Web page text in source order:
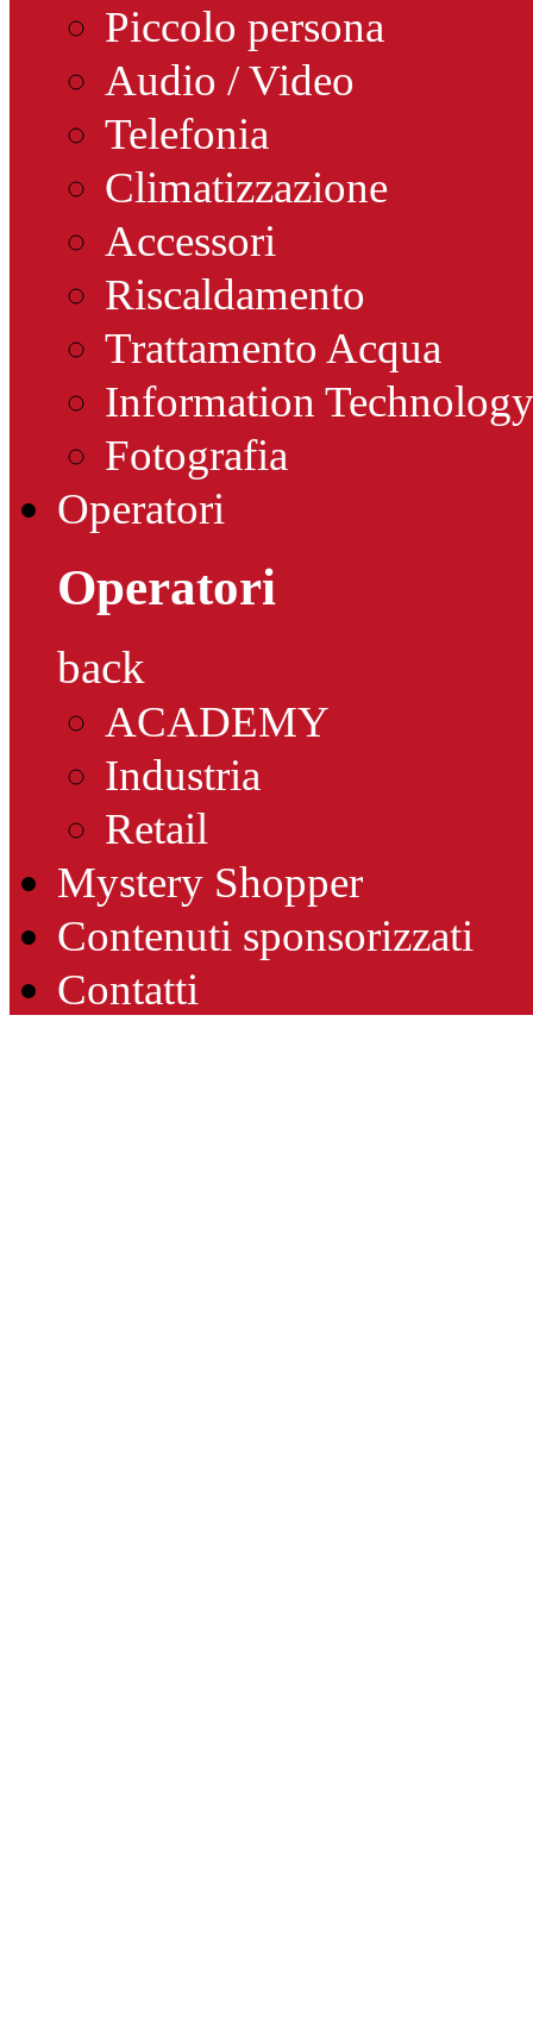
Piccolo persona
Audio / Video
Telefonia
Climatizzazione
Accessori
Riscaldamento
Trattamento Acqua
Information Technology
Fotografia
Operatori
Operatori
back
ACADEMY
Industria
Retail
Mystery Shopper
Contenuti sponsorizzati
Contatti